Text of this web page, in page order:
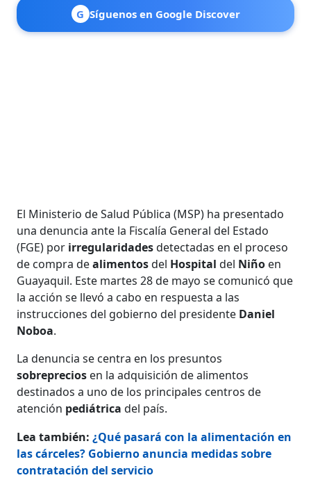
G Síguenos en Google Discover
El Ministerio de Salud Pública (MSP) ha presentado
una denuncia ante la Fiscalía General del Estado
(FGE) por irregularidadesdetectadas en el proceso
de compra dealimentosdel Hospital del Niño en
Guayaquil. Este martes 28 de mayo se comunicó que
la acción se llevó a cabo en respuesta a las
instrucciones del gobierno del presidente Daniel
Noboa.
La denuncia se centra en los presuntos
sobreprecios en la adquisición de alimentos
destinados a uno de los principales centros de
atención pediátrica del país.
Lea también:¿Qué pasará con la alimentación en
las cárceles? Gobierno anuncia medidas sobre
contratación del servicio